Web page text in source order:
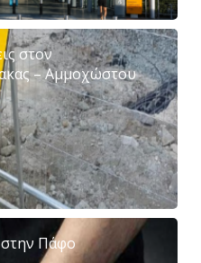
στον
– Αμμοχώστου
στην Πάφο